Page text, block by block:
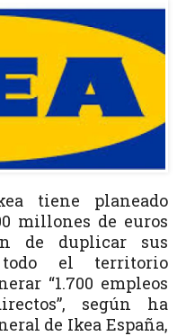
tiene planeado
millones de euros
de duplicar sus
todo el territorio
“1.700 empleos
según ha
de Ikea España,